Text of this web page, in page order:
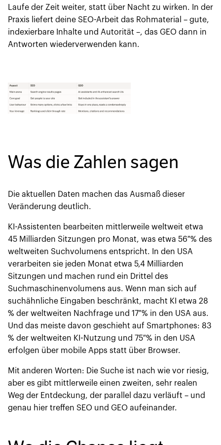
Laufe der Zeit weiter, statt über Nacht zu wirken. In der
Praxis liefert deine SEO-Arbeit das Rohmaterial – gute,
indexierbare Inhalte und Autorität –, das GEO dann in
Antworten wiederverwenden kann.
Was die Zahlen sagen
Die aktuellen Daten machen das Ausmaß dieser
Veränderung deutlich.
KI-Assistenten bearbeiten mittlerweile weltweit etwa
45 Milliarden Sitzungen pro Monat, was etwa 56 % des
weltweiten Suchvolumens entspricht. In den USA
verarbeiten sie jeden Monat etwa 5,4 Milliarden
Sitzungen und machen rund ein Drittel des
Suchmaschinenvolumens aus. Wenn man sich auf
suchähnliche Eingaben beschränkt, macht KI etwa 28
% der weltweiten Nachfrage und 17 % in den USA aus.
Und das meiste davon geschieht auf Smartphones: 83
% der weltweiten KI-Nutzung und 75 % in den USA
erfolgen über mobile Apps statt über Browser.
Mit anderen Worten: Die Suche ist nach wie vor riesig,
aber es gibt mittlerweile einen zweiten, sehr realen
Weg der Entdeckung, der parallel dazu verläuft – und
genau hier treffen SEO und GEO aufeinander.